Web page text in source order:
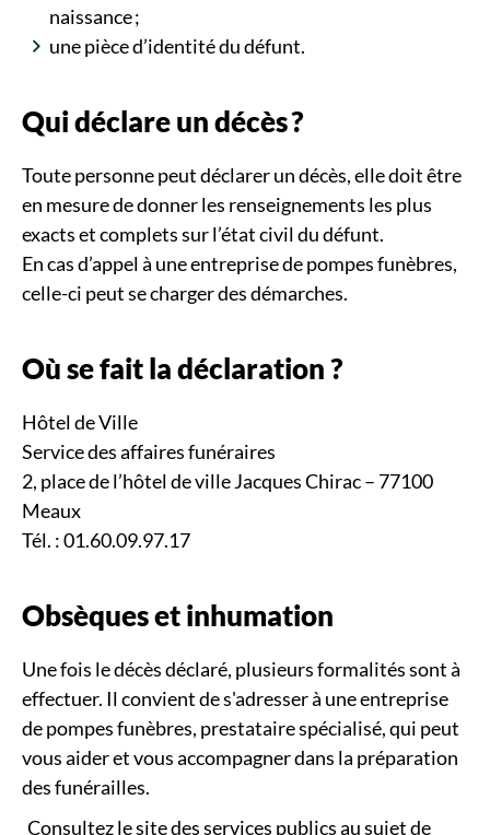
naissance ;
une pièce d’identité du défunt.
Qui déclare un décès ?
Toute personne peut déclarer un décès, elle doit être
en mesure de donner les renseignements les plus
exacts et complets sur l’état civil du défunt.
En cas d’appel à une entreprise de pompes funèbres,
celle-ci peut se charger des démarches.
Où se fait la déclaration ?
Hôtel de Ville
Service des affaires funéraires
2, place de l’hôtel de ville Jacques Chirac – 77100
Meaux
Tél. : 01.60.09.97.17
Obsèques et inhumation
Une fois le décès déclaré, plusieurs formalités sont à
effectuer. Il convient de s'adresser à une entreprise
de pompes funèbres, prestataire spécialisé, qui peut
vous aider et vous accompagner dans la préparation
des funérailles.
Consultez le site des services publics au sujet de